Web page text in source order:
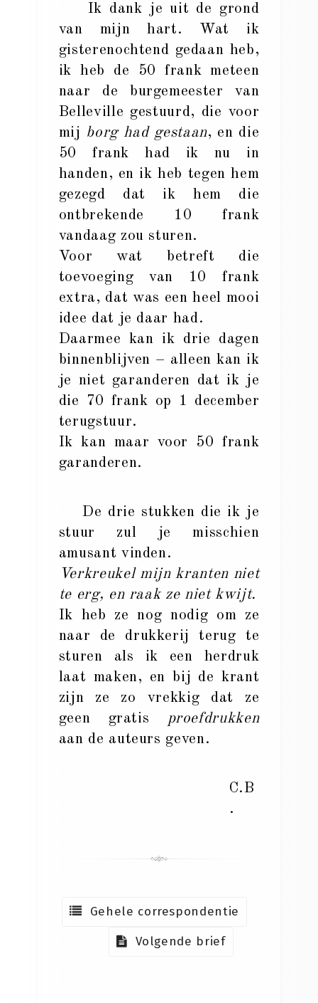
Ik dank je uit de grond
van mijn hart. Wat ik
gisterenochtend gedaan heb,
ik heb de 50 frank meteen
naar de burgemeester van
Belleville gestuurd, die voor
mij borg had gestaan, en die
50 frank had ik nu in
handen, en ik heb tegen hem
gezegd dat ik hem die
ontbrekende 10 frank
vandaag zou sturen.
Voor wat betreft die
toevoeging van 10 frank
extra, dat was een heel mooi
idee dat je daar had.
Daarmee kan ik drie dagen
binnenblijven – alleen kan ik
je niet garanderen dat ik je
die 70 frank op 1 december
terugstuur.
Ik kan maar voor 50 frank
garanderen.
De drie stukken die ik je
stuur zul je misschien
amusant vinden.
Verkreukel mijn kranten niet
te erg, en raak ze niet kwijt.
Ik heb ze nog nodig om ze
naar de drukkerij terug te
sturen als ik een herdruk
laat maken, en bij de krant
zijn ze zo vrekkig dat ze
geen gratis
proefdrukken
aan de auteurs geven.
C.B
.
Gehele correspondentie
Volgende brief